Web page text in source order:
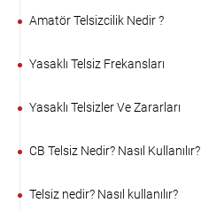
Amatör Telsizcilik Nedir ?
Yasaklı Telsiz Frekansları
Yasaklı Telsizler Ve Zararları
CB Telsiz Nedir? Nasıl Kullanılır?
Telsiz nedir? Nasıl kullanılır?